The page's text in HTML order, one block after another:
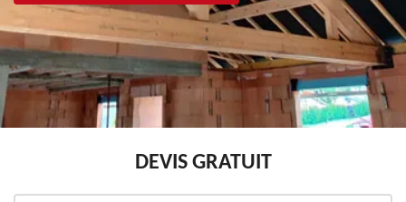
DEVIS GRATUIT